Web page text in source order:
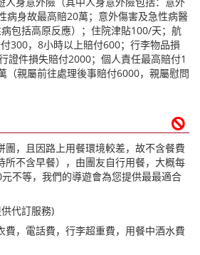
病身故最高賠20萬；意外傷害及急性病醫
包括高原反應）；住院津貼100/天；航
300，8小時以上賠付600；行李物品損
證件損失賠付2000；個人責任最高賠付1
（親屬前往處理後事賠付6000，親屬慰問

團，且因路上用餐環境較差，故不含餐費
所不含早餐），由團友自行用餐，大概每
不等，我們的導遊會為您提供最最適合
代訂服務)
費，電話費，行李超重費，用餐中酒水費